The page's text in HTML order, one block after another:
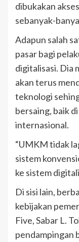
dibukakan
sebanyak-
Adapun salah
pasar bagi
digitalisasi. Dia
akan terus
teknologi
bersaing, baik
internasional.
“UMKM tidak
sistem
ke sistem
Di sisi lain,
kebijakan
Five, Sabar L.
pendampingan